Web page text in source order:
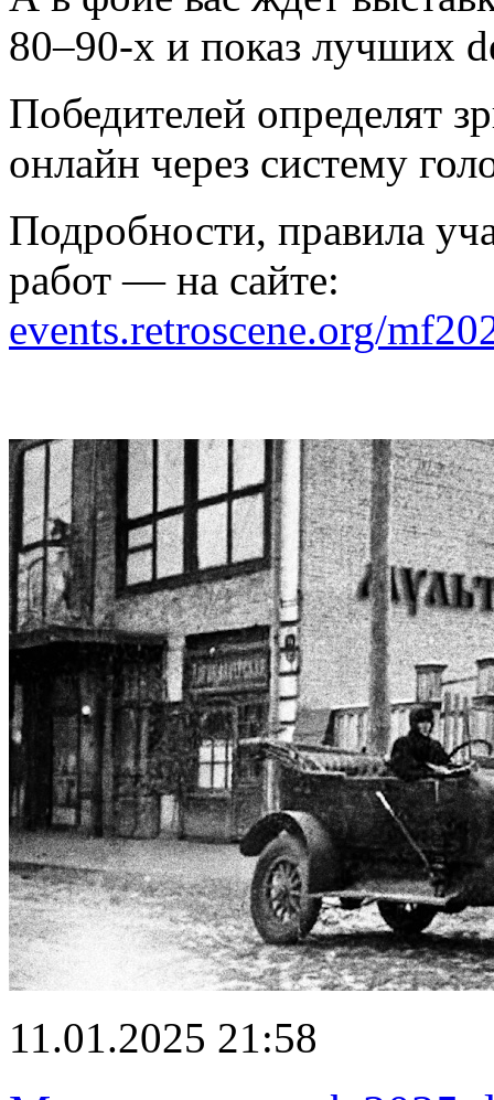
80–90-х и показ лучших
Победителей определят
онлайн через систему
Подробности, правила
работ — на сайте:
events.retroscene.org/
11.01.2025 21:58